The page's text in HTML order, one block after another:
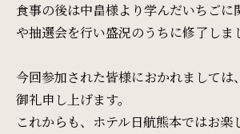
フロアガイド プレスリリ
パンフレット
サイトポリシー
食事の後は中畠様より学んだいちごに
や抽選会を行い盛況のうちに修了しま
今回参加された皆様におかれましては
御礼申し上げます。
これからも、ホテル日航熊本ではお楽